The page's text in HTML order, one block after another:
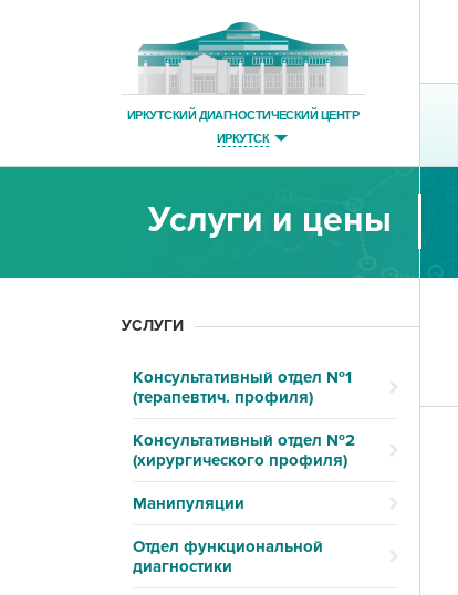
ИРКУТСКИЙ ДИАГНОСТИЧЕСКИЙ ЦЕНТР
ИРКУТСК
Услуги и цены
УСЛУГИ
Консультативный отдел №1
(терапевтич. профиля)
Консультативный отдел №2
(хирургического профиля)
Манипуляции
Отдел функциональной
диагностики